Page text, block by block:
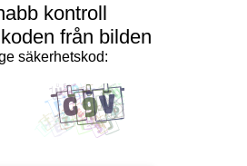
kontroll
från bilden
säkerhetskod: